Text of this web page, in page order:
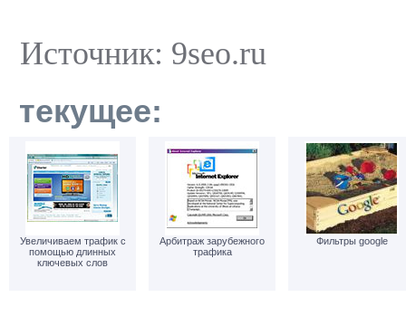
Источник: 9seo.ru
текущее:
Увеличиваем трафик с
помощью длинных
ключевых слов
Арбитраж зарубежного
трафика
Фильтры google